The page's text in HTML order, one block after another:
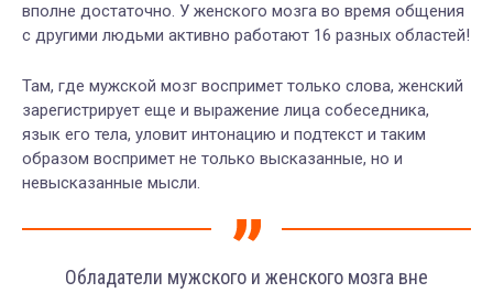
вполне достаточно. У женского мозга во время общения
с другими людьми активно работают 16 разных областей!
Там, где мужской мозг воспримет только слова, женский
зарегистрирует еще и выражение лица собеседника,
язык его тела, уловит интонацию и подтекст и таким
образом воспримет не только высказанные, но и
невысказанные мысли.
Обладатели мужского и женского мозга вне